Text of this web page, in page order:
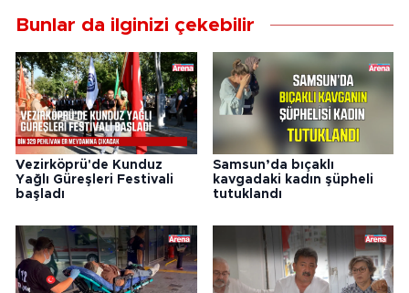
Bunlar da ilginizi çekebilir
Vezirköprü'de Kunduz
Yağlı Güreşleri Festivali
başladı
Samsun’da bıçaklı
kavgadaki kadın şüpheli
tutuklandı